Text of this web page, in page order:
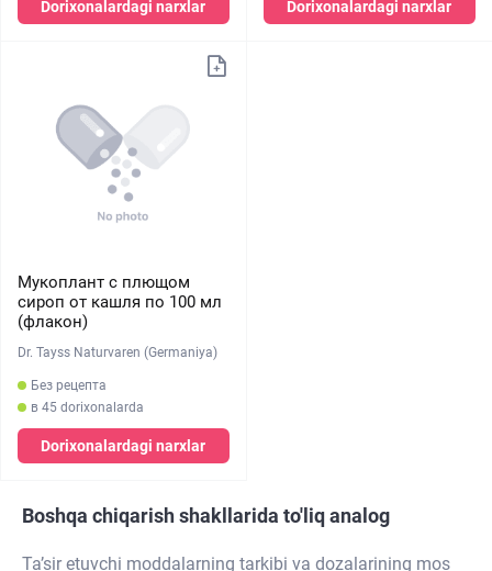
Dorixonalardagi narxlar Dorixonalardagi narxlar
Мукоплант с плющом
сироп от кашля по 100 мл
(флакон)
Dr. Tayss Naturvaren (Germaniya)
Без рецепта
в 45 dorixonalarda
Dorixonalardagi narxlar
Boshqa chiqarish shakllarida to'liq analog
Ta’sir etuvchi moddalarning tarkibi va dozalarining mos